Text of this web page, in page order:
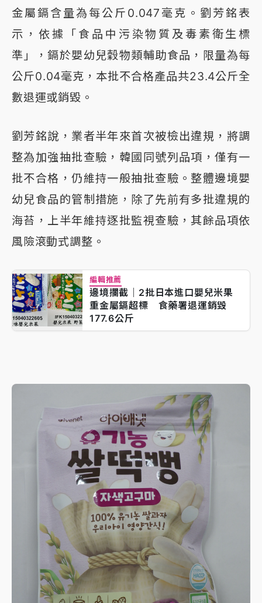
金屬鎘含量為每公斤0.047毫克。劉芳銘表
示，依據「食品中污染物質及毒素衛生標
準」，鎘於嬰幼兒穀物類輔助食品，限量為每
公斤0.04毫克，本批不合格產品共23.4公斤全
數退運或銷毀。
劉芳銘說，業者半年來首次被檢出違規，將調
整為加強抽批查驗，韓國同號列品項，僅有一
批不合格，仍維持一般抽批查驗。整體邊境嬰
幼兒食品的管制措施，除了先前有多批違規的
海苔，上半年維持逐批監視查驗，其餘品項依
風險滾動式調整。
編輯推薦
邊境攔截｜2批日本進口嬰兒米果
重金屬鎘超標 食藥署退運銷毀
177.6公斤